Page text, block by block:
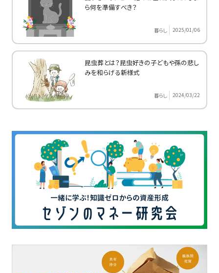
ら何を準備すべき？
暮らし 2025/01/06
昆虫葬とは？昆虫好きの子どもや孫の悲し
みを和らげる新様式
暮らし 2024/03/22